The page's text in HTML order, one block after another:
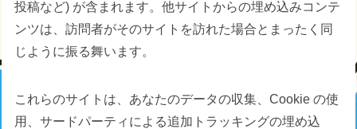
投稿など) が含まれます。他サイトからの埋め込みコンテ
ンツは、訪問者がそのサイトを訪れた場合とまったく同
じように振る舞います。
これらのサイトは、あなたのデータの収集、Cookie の使
用、サードパーティによる追加トラッキングの埋め込